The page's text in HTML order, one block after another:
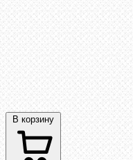
В корзину